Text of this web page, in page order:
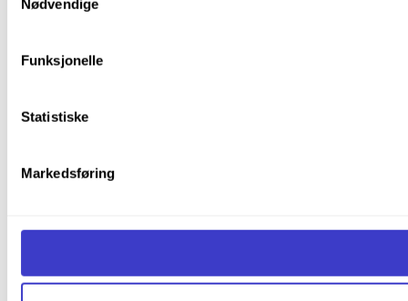
Nødvendige
Funksjonelle
Statistiske
Markedsføring